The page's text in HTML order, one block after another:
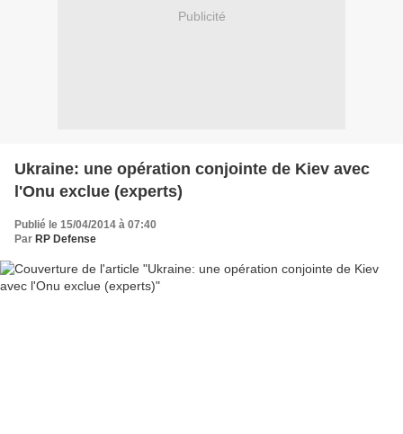
Publicité
Ukraine: une opération conjointe de Kiev avec
l'Onu exclue (experts)
Publié le 15/04/2014 à 07:40
Par RP Defense